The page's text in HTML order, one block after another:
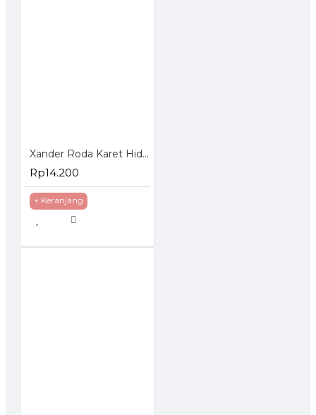
Xander Roda Karet Hidup 3 inch - Roda Etalase Troli Trolley Trolly
Rp14.200
+ Keranjang